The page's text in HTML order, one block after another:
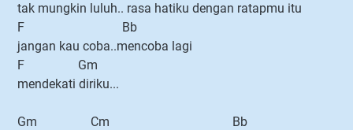
tak mungkin luluh.. rasa hatiku dengan ratapmu itu
F Bb
jangan kau coba..mencoba lagi
F Gm
mendekati diriku...
Gm Cm Bb